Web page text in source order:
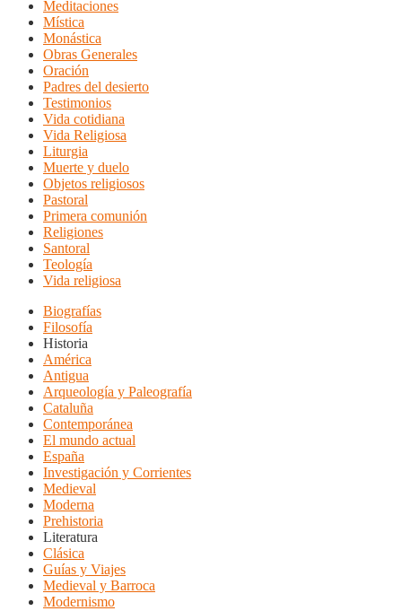
Meditaciones
Mística
Monástica
Obras Generales
Oración
Padres del desierto
Testimonios
Vida cotidiana
Vida Religiosa
Liturgia
Muerte y duelo
Objetos religiosos
Pastoral
Primera comunión
Religiones
Santoral
Teología
Vida religiosa
Biografías
Filosofía
Historia
América
Antigua
Arqueología y Paleografía
Cataluña
Contemporánea
El mundo actual
España
Investigación y Corrientes
Medieval
Moderna
Prehistoria
Literatura
Clásica
Guías y Viajes
Medieval y Barroca
Modernismo